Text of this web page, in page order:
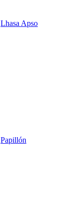
Lhasa Apso
Papillón